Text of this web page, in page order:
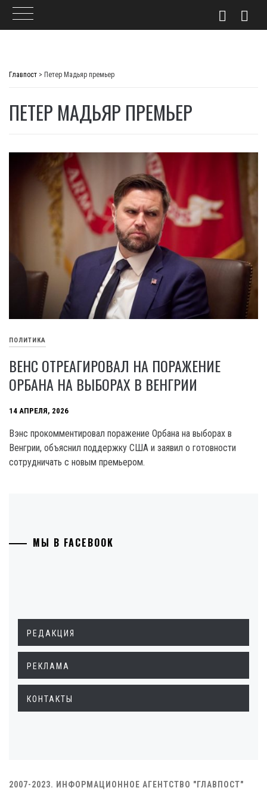
Главпост > Петер Мадьяр премьер
ПЕТЕР МАДЬЯР ПРЕМЬЕР
ПОЛИТИКА
ВЕНС ОТРЕАГИРОВАЛ НА ПОРАЖЕНИЕ
ОРБАНА НА ВЫБОРАХ В ВЕНГРИИ
14 АПРЕЛЯ, 2026
Вэнс прокомментировал поражение Орбана на выборах в
Венгрии, объяснил поддержку США и заявил о готовности
сотрудничать с новым премьером.
МЫ В FACEBOOK
РЕДАКЦИЯ
РЕКЛАМА
КОНТАКТЫ
2007-2023. ИНФОРМАЦИОННОЕ АГЕНТСТВО "ГЛАВПОСТ"